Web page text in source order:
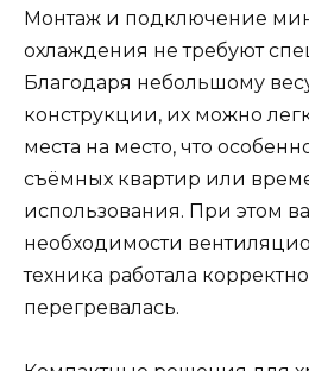
Монтаж и подключение
охлаждения не требуют
Благодаря небольшому
конструкции, их можно
места на место, что
съёмных квартир или
использования. При этом
необходимости
техника работала
перегревалась.